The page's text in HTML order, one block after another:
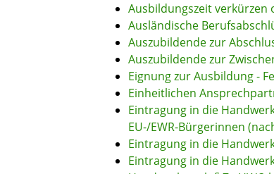
Ausbildungszeit verkürzen
Ausländische
Auszubildende zur
Auszubildende zur
Eignung zur Ausbildung -
Einheitlichen
Eintragung in die
EU-/EWR-Bürgerinnen
Eintragung in die
Eintragung in die